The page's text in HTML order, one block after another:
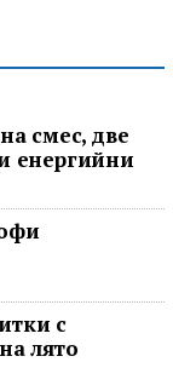
смес, две
енергийни
с
лято